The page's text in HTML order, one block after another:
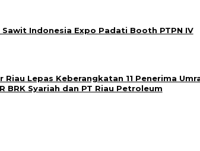
Indonesia Expo Padati Booth PTPN IV
Riau Lepas Keberangkatan 11 Penerima
BRK Syariah dan PT Riau Petroleum